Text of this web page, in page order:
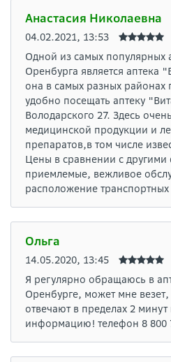
Анастасия Николаевна
04.02.2021, 13:53
Одной из самых популярных
Оренбурга является аптека
она в самых разных
удобно посещать аптеку
Володарского 27. Здесь
медицинской продукции и
препаратов,в том числе
Цены в сравнении с другими
приемлемые, вежливое
расположение транспортных
Ольга
14.05.2020, 13:45
Я регулярно обращаюсь в
Оренбурге, может мне
отвечают в пределах 2
информацию! телефон 8 800